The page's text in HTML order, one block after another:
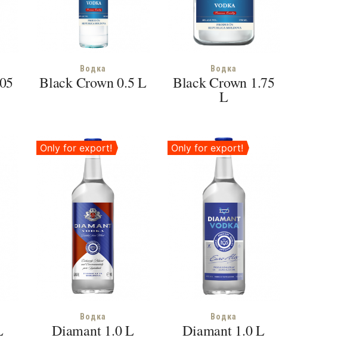
Водка
Black Crown 0.5 L
Водка
Black Crown 1.75
L
Only for export!
Водка
Diamant 1.0 L
Only for export!
Водка
Diamant 1.0 L